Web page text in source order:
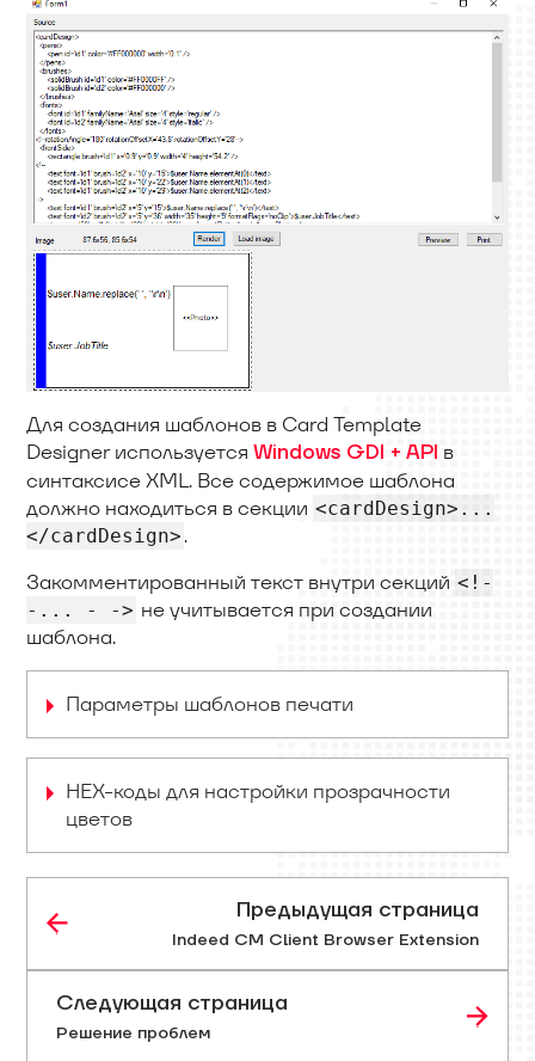
Для создания шаблонов в Card Template
Designer используется Windows GDI + API в
синтаксисе XML. Все содержимое шаблона
должно находиться в секции <cardDesign>...
</cardDesign> .
Закомментированный текст внутри секций <!-
-... - -> не учитывается при создании
шаблона.
Параметры шаблонов печати
HEX-коды для настройки прозрачности
цветов
Предыдущая страница
Indeed CM Client Browser Extension
Следующая страница
Решение проблем